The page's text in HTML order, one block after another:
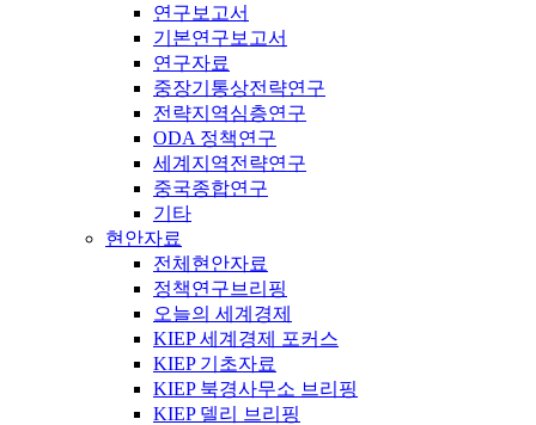
연구보고서
기본연구보고서
연구자료
중장기통상전략연구
전략지역심층연구
ODA 정책연구
세계지역전략연구
중국종합연구
기타
현안자료
전체현안자료
정책연구브리핑
오늘의 세계경제
KIEP 세계경제 포커스
KIEP 기초자료
KIEP 북경사무소 브리핑
KIEP 델리 브리핑